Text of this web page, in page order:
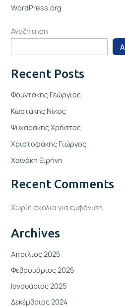
WordPress.org
Αναζήτηση
Recent Posts
Φουντάκης Γεώργιος
Κωστάκης Νίκος
Ψυχαράκης Χρήστος
Χριστοφάκης Γιώργος
Χαϊνάκη Ειρήνη
Recent Comments
Χωρίς σχόλια για εμφάνιση.
Archives
Απρίλιος 2025
Φεβρουάριος 2025
Ιανουάριος 2025
Δεκέμβριος 2024